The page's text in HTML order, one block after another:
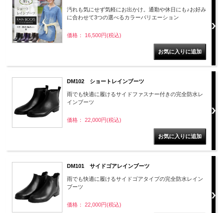
汚れも気にせず気軽にお出かけ。通勤や休日にも♪お好み
に合わせて3つの選べるカラーバリエーション
価格： 16,500円(税込)
DM102 ショートレインブーツ
雨でも快適に履けるサイドファスナー付きの完全防水レ
インブーツ
価格： 22,000円(税込)
DM101 サイドゴアレインブーツ
雨でも快適に履けるサイドゴアタイプの完全防水レイン
ブーツ
価格： 22,000円(税込)